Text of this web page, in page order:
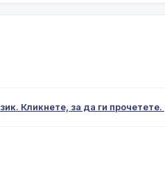
Кликнете, за да ги прочетете.